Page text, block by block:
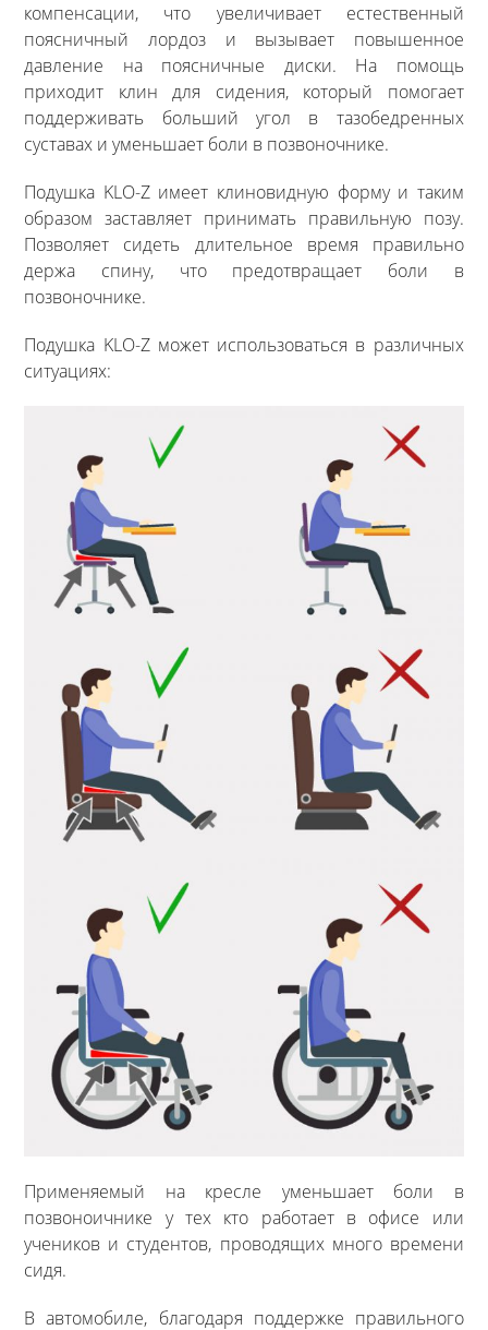
компенсации, что увеличивает естественный
поясничный лордоз и вызывает повышенное
давление на поясничные диски. На помощь
приходит клин для сидения, который помогает
поддерживать больший угол в тазобедренных
суставах и уменьшает боли в позвоночнике.
Подушка KLO-Z имеет клиновидную форму и таким
образом заставляет принимать правильную позу.
Позволяет сидеть длительное время правильно
держа спину, что предотвращает боли в
позвоночнике.
Подушка KLO-Z может использоваться в различных
ситуациях:
Применяемый на кресле уменьшает боли в
позвоноичнике у тех кто работает в офисе или
учеников и студентов, проводящих много времени
сидя.
В автомобиле, благодаря поддержке правильного